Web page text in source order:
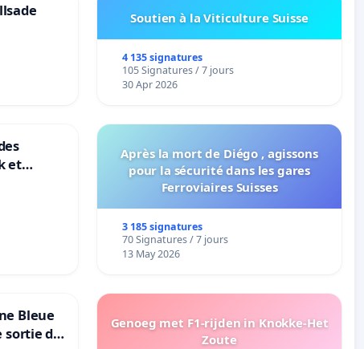
Soutien à la Viticulture Suisse
4 135 signatures
105 Signatures / 7 jours
30 Apr 2026
et
Après la mort de Diégo , agissons
pour la sécurité dans les gares
Ferroviaires Suisses
3 185 signatures
70 Signatures / 7 jours
13 May 2026
Bleue
sortie de
Genoeg met F1-rijden in Knokke-Het
Zoute